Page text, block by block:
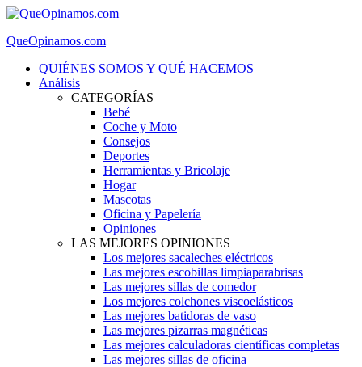
QueOpinamos.com
QUIÉNES SOMOS Y QUÉ HACEMOS
Análisis
CATEGORÍAS
Bebé
Coche y Moto
Consejos
Deportes
Herramientas y Bricolaje
Hogar
Mascotas
Oficina y Papelería
Opiniones
LAS MEJORES OPINIONES
Los mejores sacaleches eléctricos
Las mejores escobillas limpiaparabrisas
Las mejores sillas de comedor
Los mejores colchones viscoelásticos
Las mejores batidoras de vaso
Las mejores pizarras magnéticas
Las mejores calculadoras científicas completas
Las mejores sillas de oficina